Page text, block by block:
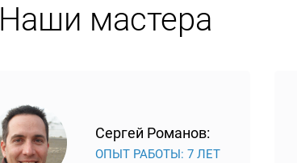
Наши мастера
Сергей Романов:
ОПЫТ РАБОТЫ: 7 ЛЕТ